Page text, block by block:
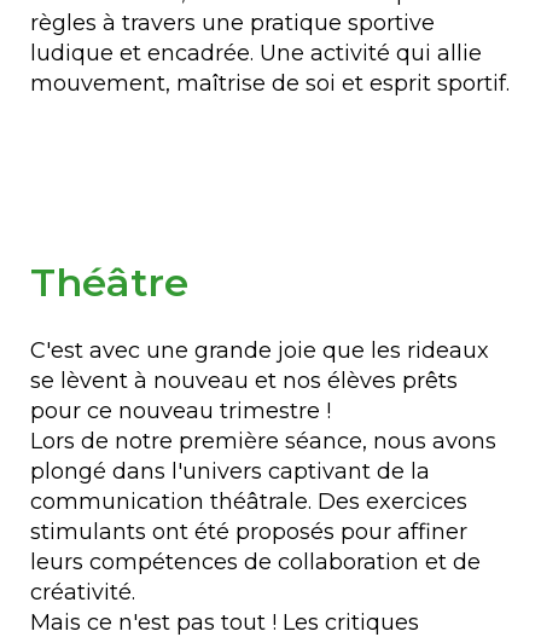
règles à travers une pratique sportive
ludique et encadrée. Une activité qui allie
mouvement, maîtrise de soi et esprit sportif.
Théâtre
C'est avec une grande joie que les rideaux
se lèvent à nouveau et nos élèves prêts
pour ce nouveau trimestre !
Lors de notre première séance, nous avons
plongé dans l'univers captivant de la
communication théâtrale. Des exercices
stimulants ont été proposés pour affiner
leurs compétences de collaboration et de
créativité.
Mais ce n'est pas tout ! Les critiques